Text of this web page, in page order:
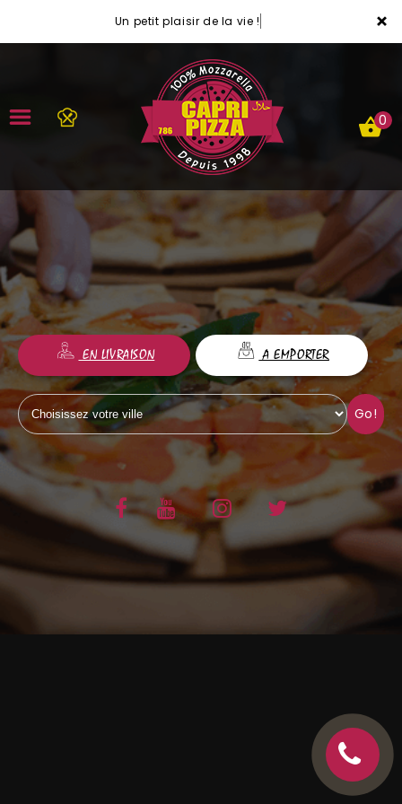
×
Un petit plaisir de la vie !
ACCUEIL
LA CARTE
VOTRE COMPTE
NOTRE RESTAURANT
VOS AVIS
MENTIONS LÉGALES
C.G.V
0
EN LIVRAISON A EMPORTER
Go!